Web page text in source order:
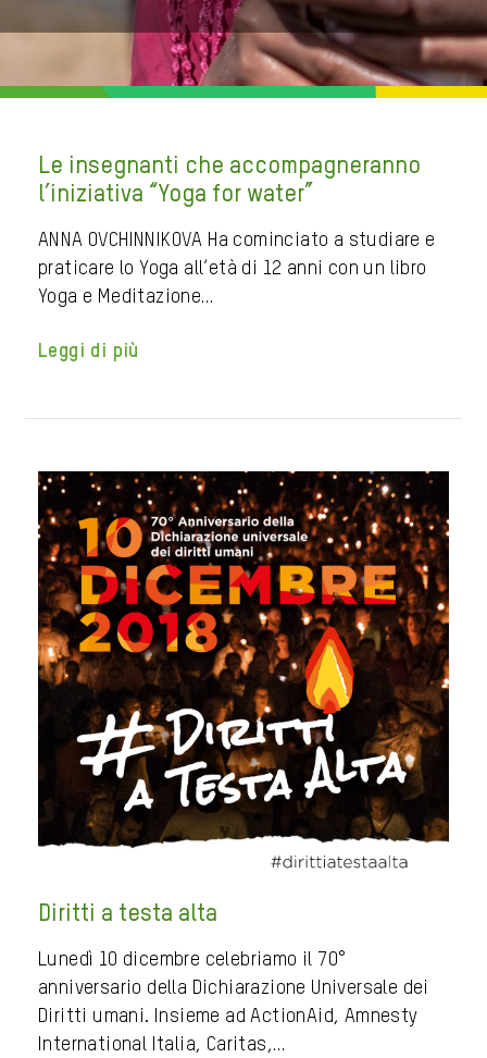
Le insegnanti che accompagneranno
l’iniziativa “Yoga for water”
ANNA OVCHINNIKOVA Ha cominciato a studiare e
praticare lo Yoga all’età di 12 anni con un libro
Yoga e Meditazione…
Leggi di più
Diritti a testa alta
Lunedì 10 dicembre celebriamo il 70°
anniversario della Dichiarazione Universale dei
Diritti umani. Insieme ad ActionAid, Amnesty
International Italia, Caritas,…